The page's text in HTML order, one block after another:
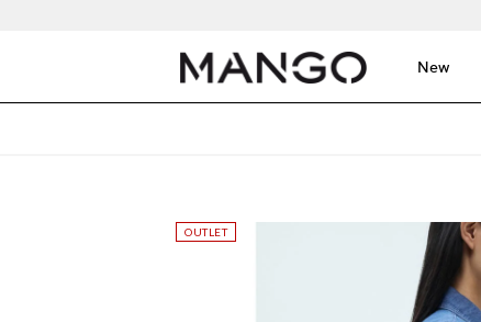
New